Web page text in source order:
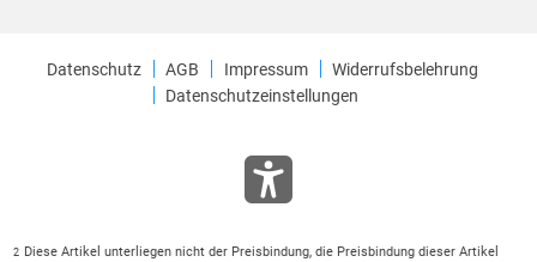
Datenschutz AGB Impressum
Widerrufsbelehrung
Datenschutzeinstellungen
2 Diese Artikel unterliegen nicht der Preisbindung, die Preisbindung dieser Artikel